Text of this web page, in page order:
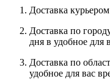
Доставка
Доставка по
дня в удобное для
Доставка по
удобное для вас